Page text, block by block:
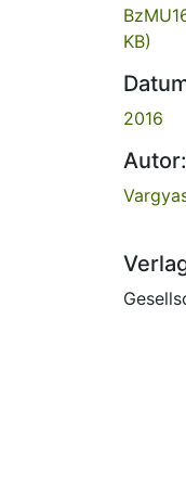
KB)
2016